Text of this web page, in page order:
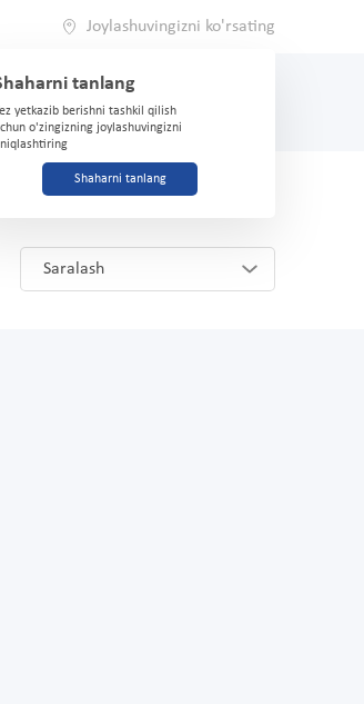
Joylashuvingizni ko'rsating
tanlang
yetkazib berishni tashkil qilish
o'zingizning joylashuvingizni
Shaharni tanlang
200-03-03
Saralash